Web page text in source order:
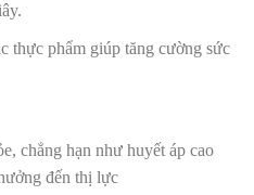
thực phẩm giúp tăng cường sức
chẳng hạn như huyết áp cao
đến thị lực